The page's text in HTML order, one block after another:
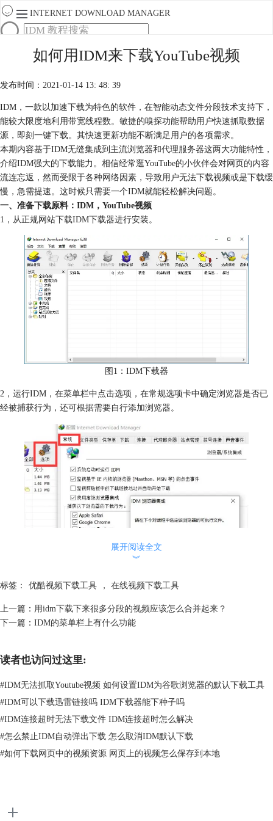
INTERNET DOWNLOAD MANAGER
服务
购买
如何用IDM来下载YouTube视频
发布时间：2021-01-14 13: 48: 39
IDM，一款以加速下载为特色的软件，在智能动态文件分段技术支持下，
能较大限度地利用带宽线程数。敏捷的嗅探功能帮助用户快速抓取数据
源，即刻一键下载。其快速更新功能不断满足用户的各项需求。
本期内容基于IDM无缝集成到主流浏览器和代理服务器这两大功能特性，
介绍IDM强大的下载能力。相信经常逛YouTube的小伙伴会对网页的内容
流连忘返，然而受限于各种网络因素，导致用户无法下载视频或是下载缓
慢，急需提速。这时候只需要一个IDM就能轻松解决问题。
一、准备下载原料：IDM，YouTube视频
1，从正规网站下载IDM下载器进行安装。
图1：IDM下载器
2，运行IDM，在菜单栏中点击选项，在常规选项卡中确定浏览器是否已
经被捕获行为，还可根据需要自行添加浏览器。
点击添加浏览器，在打开的文件中找到浏览器文件夹内的.exe文件，点击
展开阅读全文
︾
标签： 优酷视频下载工具 ， 在线视频下载工具
上一篇： 用idm下载下来很多分段的视频应该怎么合并起来？
下一篇： IDM的菜单栏上有什么功能
读者也访问过这里:
#IDM无法抓取Youtube视频 如何设置IDM为谷歌浏览器的默认下载工具
#IDM可以下载迅雷链接吗 IDM下载器能下种子吗
#IDM连接超时无法下载文件 IDM连接超时怎么解决
#怎么禁止IDM自动弹出下载 怎么取消IDM默认下载
#如何下载网页中的视频资源 网页上的视频怎么保存到本地